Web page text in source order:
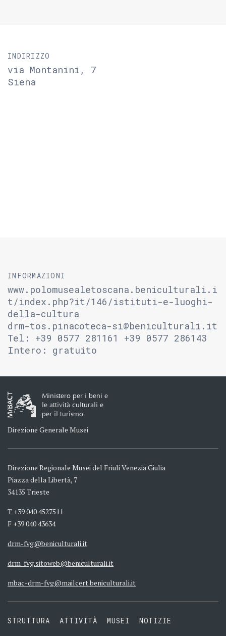
INDIRIZZO
via Montanini, 7
Siena
INFORMAZIONI
www.polomusealetoscana.beniculturali.i
t/index.php?it/146/istituti-e-luoghi-
della-cultura
drm-tos.pinacoteca-si@beniculturali.it
Tel: +39 0577 281161 +39 0577 286143
Intero: gratuito
Ministero per i beni e
le attività culturali e
per il turismo
Direzione Generale Musei
Direzione Regionale Musei del Friuli Venezia Giulia
Piazza della Libertà, 7
34135 Trieste
T +39 040 4527511
F +39 040 43634
drm-fvg@beniculturali.it
drm-fvg.sitoweb@beniculturali.it
mbac-drm-fvg@mailcert.beniculturali.it
STRUTTURA ATTIVITÀ MUSEI NOTIZIE